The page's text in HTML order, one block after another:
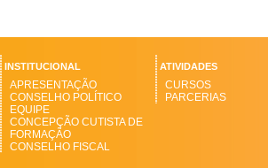
INSTITUCIONAL
APRESENTAÇÃO
CONSELHO POLÍTICO
EQUIPE
CONCEPÇÃO CUTISTA DE
FORMAÇÃO
CONSELHO FISCAL
ATIVIDADES
CURSOS
PARCERIAS